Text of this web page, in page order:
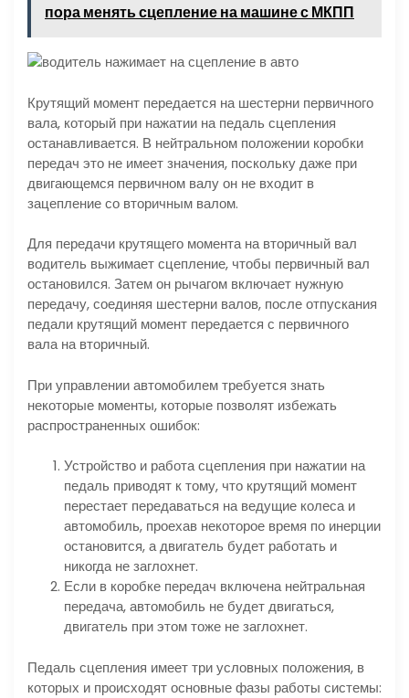
пора менять сцепление на машине с МКПП
Крутящий момент передается на шестерни первичного
вала, который при нажатии на педаль сцепления
останавливается. В нейтральном положении коробки
передач это не имеет значения, поскольку даже при
двигающемся первичном валу он не входит в
зацепление со вторичным валом.
Для передачи крутящего момента на вторичный вал
водитель выжимает сцепление, чтобы первичный вал
остановился. Затем он рычагом включает нужную
передачу, соединяя шестерни валов, после отпускания
педали крутящий момент передается с первичного
вала на вторичный.
При управлении автомобилем требуется знать
некоторые моменты, которые позволят избежать
распространенных ошибок:
Устройство и работа сцепления при нажатии на
педаль приводят к тому, что крутящий момент
перестает передаваться на ведущие колеса и
автомобиль, проехав некоторое время по инерции
остановится, а двигатель будет работать и
никогда не заглохнет.
Если в коробке передач включена нейтральная
передача, автомобиль не будет двигаться,
двигатель при этом тоже не заглохнет.
Педаль сцепления имеет три условных положения, в
которых и происходят основные фазы работы системы: